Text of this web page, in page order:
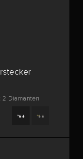
2 Diamanten